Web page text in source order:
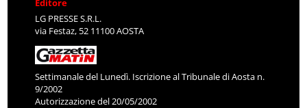
LG PRESSE S.R.L.
via Festaz, 52 11100 AOSTA
Settimanale del Lunedì. Iscrizione al Tribunale di Aosta n.
9/2002
Autorizzazione del 20/05/2002